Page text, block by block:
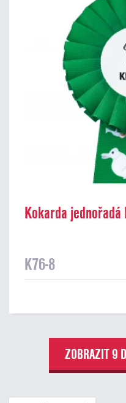
Kokarda
K76-8
ZOBRAZIT 9